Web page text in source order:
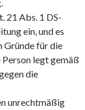
21 Abs. 1 DS-
ein, und es
Gründe für die
legt gemäß
die
unrechtmäßig